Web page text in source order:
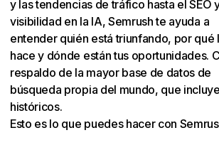
y las tendencias de tráfico hasta el SEO
visibilidad en la IA, Semrush te ayuda a
entender quién está triunfando, por qué
hace y dónde están tus oportunidades.
respaldo de la mayor base de datos de
búsqueda propia del mundo, que
históricos.
Esto es lo que puedes hacer con